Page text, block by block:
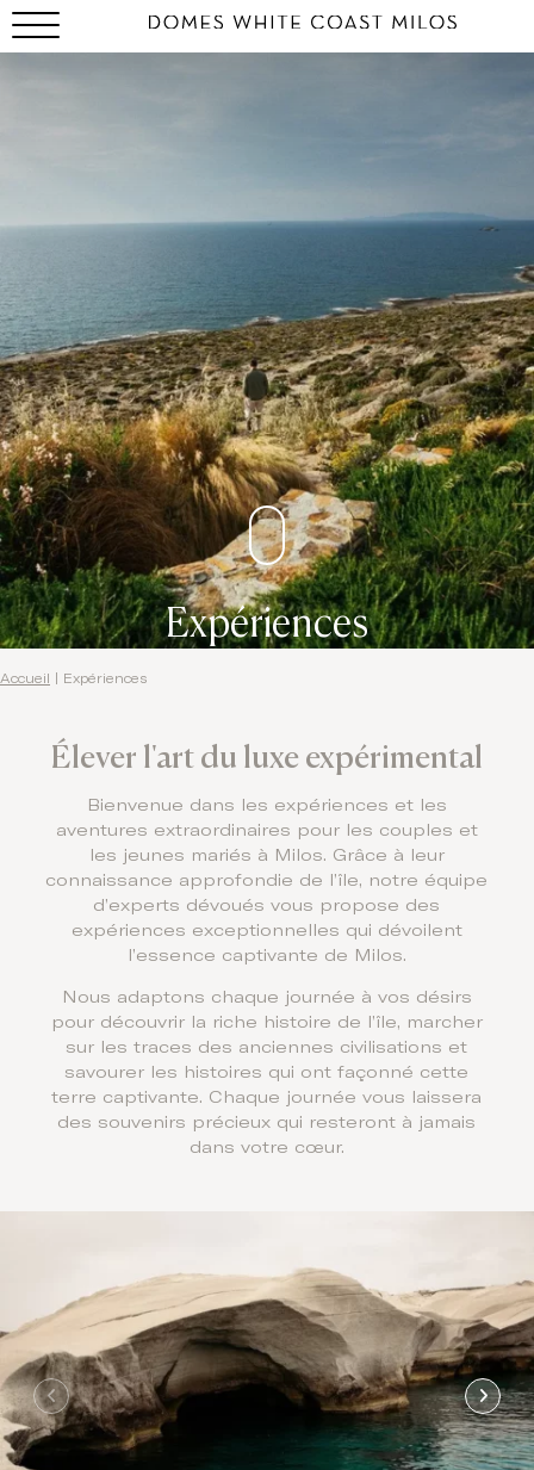
Expériences
Accueil Expériences
Élever l'art du luxe expérimental
Bienvenue dans les expériences et les
aventures extraordinaires pour les couples et
les jeunes mariés à Milos. Grâce à leur
connaissance approfondie de l’île, notre équipe
d’experts dévoués vous propose des
expériences exceptionnelles qui dévoilent
l’essence captivante de Milos.
Nous adaptons chaque journée à vos désirs
pour découvrir la riche histoire de l’île, marcher
sur les traces des anciennes civilisations et
savourer les histoires qui ont façonné cette
terre captivante. Chaque journée vous laissera
des souvenirs précieux qui resteront à jamais
dans votre cœur.